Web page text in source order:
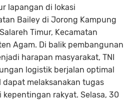
lapangan di lokasi
Bailey di Jorong Kampung
Timur, Kecamatan
Agam. Di balik pembangunan
harapan masyarakat, TNI
logistik berjalan optimal
melaksanakan tugas
kepentingan rakyat. Selasa, 30